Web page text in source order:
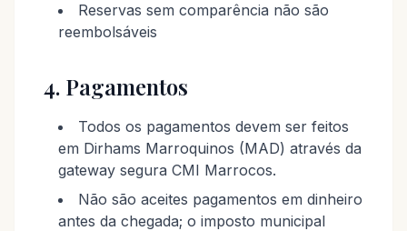
Reservas sem comparência não são
reembolsáveis
4. Pagamentos
Todos os pagamentos devem ser feitos
em Dirhams Marroquinos (MAD) através da
gateway segura CMI Marrocos.
Não são aceites pagamentos em dinheiro
antes da chegada; o imposto municipal